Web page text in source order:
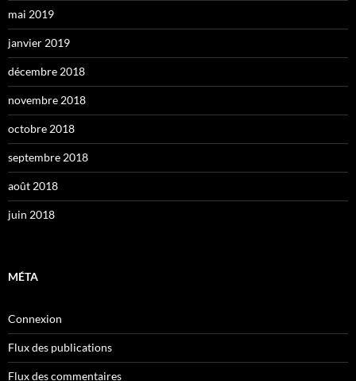
mai 2019
janvier 2019
décembre 2018
novembre 2018
octobre 2018
septembre 2018
août 2018
juin 2018
MÉTA
Connexion
Flux des publications
Flux des commentaires